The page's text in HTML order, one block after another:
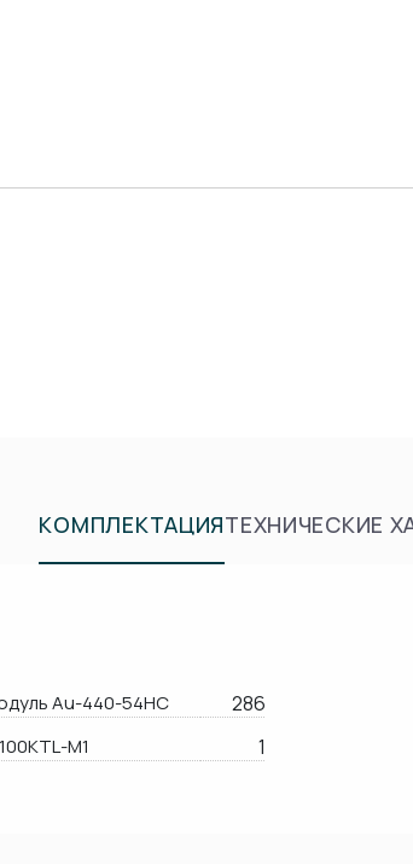
КОМПЛЕКТАЦИЯТЕХНИЧЕСКИЕ
Au-440-54HC 286
M1 1